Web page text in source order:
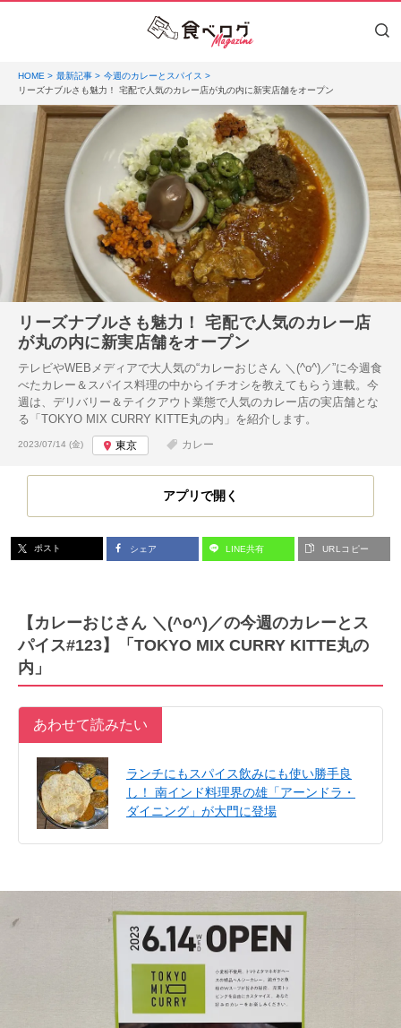
HOME 最新記事
今週のカレーとスパイス
リーズナブルさも魅力！ 宅配で人気のカレー店が丸の内に新実店舗をオープン
リーズナブルさも魅力！ 宅配で人気のカレー店
が丸の内に新実店舗をオープン
テレビやWEBメディアで大人気の“カレーおじさん ＼(^o^)／”に今週食
べたカレー＆スパイス料理の中からイチオシを教えてもらう連載。今
週は、デリバリー＆テイクアウト業態で人気のカレー店の実店舗とな
る「TOKYO MIX CURRY KITTE丸の内」を紹介します。
投稿日:
2023/07/14 (金) 東京 カレー
アプリで開く
ポスト シェア LINE共有 URLコピー
【カレーおじさん ＼(^o^)／の今週のカレーとス
パイス#123】「TOKYO MIX CURRY KITTE丸の
内」
あわせて読みたい
ランチにもスパイス飲みにも使い勝手良
し！ 南インド料理界の雄「アーンドラ・
ダイニング」が大門に登場